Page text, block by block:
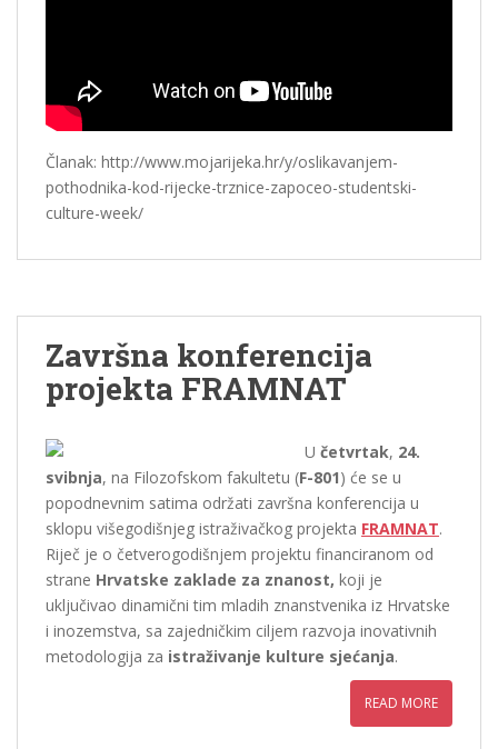
Članak: http://www.mojarijeka.hr/y/oslikavanjem-
pothodnika-kod-rijecke-trznice-zapoceo-studentski-
culture-week/
Završna konferencija
projekta FRAMNAT
U četvrtak, 24.
svibnja, na Filozofskom fakultetu (F-801) će se u
popodnevnim satima održati završna konferencija u
sklopu višegodišnjeg istraživačkog projekta FRAMNAT.
Riječ je o četverogodišnjem projektu financiranom od
strane Hrvatske zaklade za znanost, koji je
uključivao dinamični tim mladih znanstvenika iz Hrvatske
i inozemstva, sa zajedničkim ciljem razvoja inovativnih
metodologija za istraživanje kulture sjećanja.
READ MORE